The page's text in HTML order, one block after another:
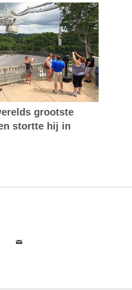
grootste
stortte hij in